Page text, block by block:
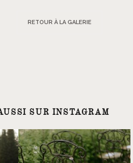
RETOUR À LA GALERIE
SUR INSTAGRAM